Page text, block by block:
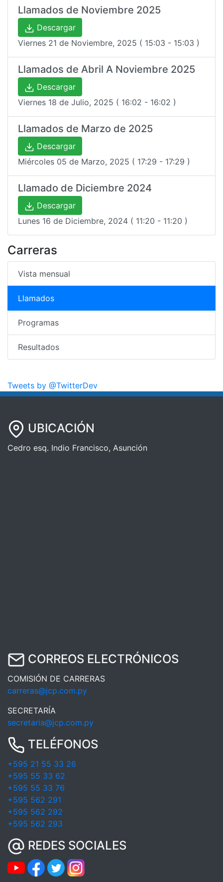
Llamados de Noviembre 2025
Descargar
Viernes 21 de Noviembre, 2025 ( 15:03 - 15:03 )
Llamados de Abril A Noviembre 2025
Descargar
Viernes 18 de Julio, 2025 ( 16:02 - 16:02 )
Llamados de Marzo de 2025
Descargar
Miércoles 05 de Marzo, 2025 ( 17:29 - 17:29 )
Llamado de Diciembre 2024
Descargar
Lunes 16 de Diciembre, 2024 ( 11:20 - 11:20 )
Carreras
Vista mensual
Llamados
Programas
Resultados
Tweets by @TwitterDev
UBICACIÓN
Cedro esq. Indio Francisco, Asunción
CORREOS ELECTRÓNICOS
COMISIÓN DE CARRERAS
carreras@jcp.com.py
SECRETARÍA
secretaria@jcp.com.py
TELÉFONOS
+595 21 55 33 26
+595 55 33 62
+595 55 33 76
+595 562 291
+595 562 292
+595 562 293
REDES SOCIALES